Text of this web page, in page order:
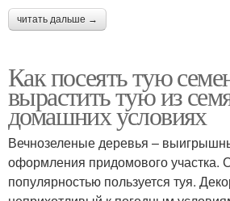
читать дальше →
Как посеять тую
вырастить тую из
домашних условиях
Вечнозеленые деревья –
оформления придомового участка.
популярностью пользуется туя.